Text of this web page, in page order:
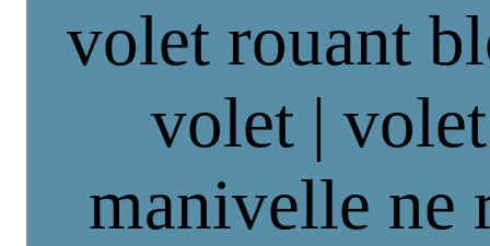
volet rouant
volet |
manivelle ne